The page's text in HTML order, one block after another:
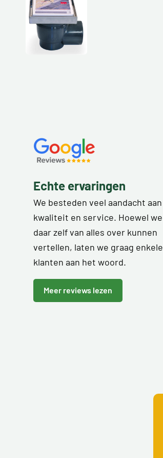
Echte ervaringen
We besteden veel aandacht aan
kwaliteit en service. Hoewel we
daar zelf van alles over kunnen
vertellen, laten we graag enkele
klanten aan het woord.
Meer reviews lezen